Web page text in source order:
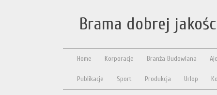
Brama dobrej
Home Korporacje Branża Budowlana
Publikacje Sport Produkcja Urlop